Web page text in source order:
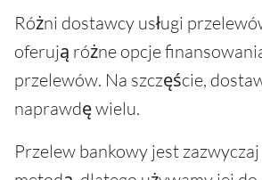
Różni dostawcy usługi
oferują różne opcje
przelewów. Na szczęście,
naprawdę wielu.
Przelew bankowy jest